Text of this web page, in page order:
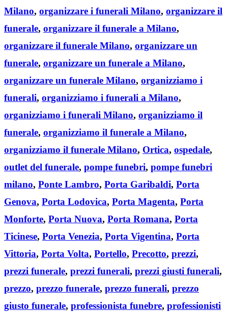
Milano, organizzare i funerali Milano, organizzare il
funerale, organizzare il funerale a Milano,
organizzare il funerale Milano, organizzare un
funerale, organizzare un funerale a Milano,
organizzare un funerale Milano, organizziamo i
funerali, organizziamo i funerali a Milano,
organizziamo i funerali Milano, organizziamo il
funerale, organizziamo il funerale a Milano,
organizziamo il funerale Milano, Ortica, ospedale,
outlet del funerale, pompe funebri, pompe funebri
milano, Ponte Lambro, Porta Garibaldi, Porta
Genova, Porta Lodovica, Porta Magenta, Porta
Monforte, Porta Nuova, Porta Romana, Porta
Ticinese, Porta Venezia, Porta Vigentina, Porta
Vittoria, Porta Volta, Portello, Precotto, prezzi,
prezzi funerale, prezzi funerali, prezzi giusti funerali,
prezzo, prezzo funerale, prezzo funerali, prezzo
giusto funerale, professionista funebre, professionisti